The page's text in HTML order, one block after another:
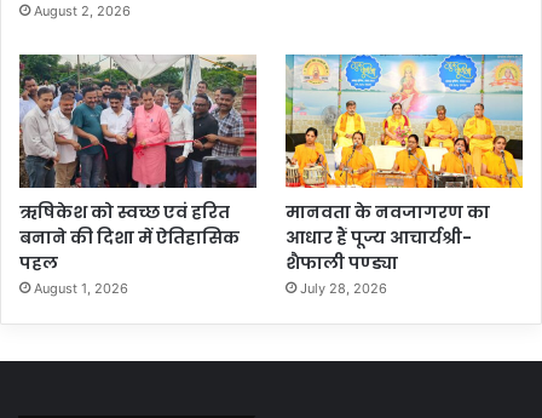
August 2, 2026
ऋषिकेश को स्वच्छ एवं हरित
बनाने की दिशा में ऐतिहासिक
पहल
August 1, 2026
मानवता के नवजागरण का
आधार हैं पूज्य आचार्यश्री-
शैफाली पण्ड्या
July 28, 2026